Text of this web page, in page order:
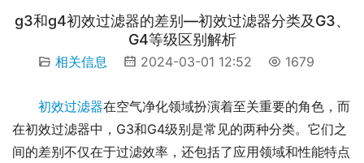
g3和g4初效过滤器的差别—初效过滤器分类及G3、
G4等级区别解析
相关信息 2024-03-01 12:52 1679
初效过滤器在空气净化领域扮演着至关重要的角色，而
在初效过滤器中，G3和G4级别是常见的两种分类。它们之
间的差别不仅在于过滤效率，还包括了应用领域和性能特点